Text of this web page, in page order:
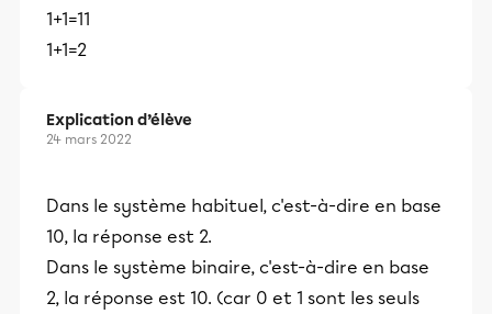
1+1=11
1+1=2
Explication d’élève
24 mars 2022
Dans le système habituel, c'est-à-dire en base
10, la réponse est 2.
Dans le système binaire, c'est-à-dire en base
2, la réponse est 10. (car 0 et 1 sont les seuls